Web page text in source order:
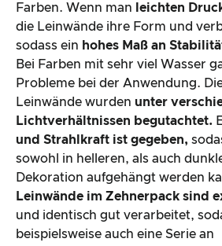
Farben. Wenn man
leichten
die Leinwände ihre Form und
sodass ein hohes Maß an
Bei Farben mit sehr viel Wasser
Probleme bei der Anwendung.
Leinwände wurden unter
Lichtverhältnissen begutachtet.
und Strahlkraft ist gegeben,
sowohl in helleren, als auch
Dekoration aufgehängt werden
Leinwände im Zehnerpack sind
und identisch gut verarbeitet,
beispielsweise auch eine Serie an